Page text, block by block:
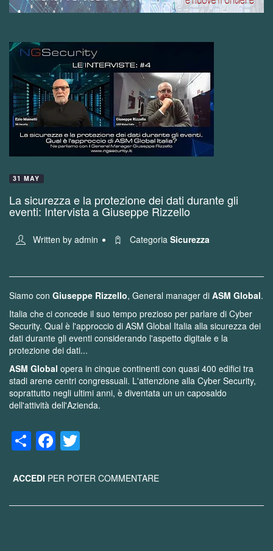
31 MAY
La sicurezza e la protezione dei dati durante gli
eventi: Intervista a Giuseppe Rizzello
Written by admin Categoria Sicurezza
Siamo con Giuseppe Rizzello, General manager di ASM Global.
Italia che ci concede il suo tempo prezioso per parlare di Cyber
Security. Qual è l'approccio di ASM Global Italia alla sicurezza dei
dati durante gli eventi considerando l'aspetto digitale e la
protezione dei dati...
ASM Global opera in cinque continenti con quasi 400 edifici tra
stadi arene centri congressuali. L'attenzione alla Cyber Security,
soprattutto negli ultimi anni, è diventata un un caposaldo
dell'attività dell'Azienda.
ShareFacebook
ACCEDI PER POTER COMMENTARE